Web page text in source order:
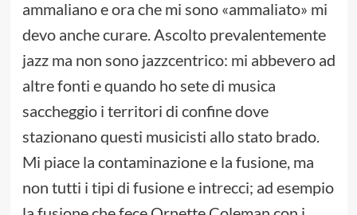
ammaliano e ora che mi sono «ammaliato» mi
devo anche curare. Ascolto prevalentemente
jazz ma non sono jazzcentrico: mi abbevero ad
altre fonti e quando ho sete di musica
saccheggio i territori di confine dove
stazionano questi musicisti allo stato brado.
Mi piace la contaminazione e la fusione, ma
non tutti i tipi di fusione e intrecci; ad esempio